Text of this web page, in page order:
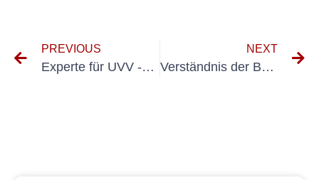
PREVIOUS
Experte für UVV -Sicherheitsinspektionen werden: Tipps zur Zertifizierung
NEXT
Verständnis der Bedeutung von Dguv Gerätprüfung für die Sicherheit am Arbeitsplatz